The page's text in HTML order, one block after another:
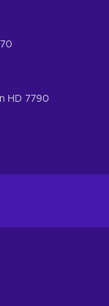
HD 7790